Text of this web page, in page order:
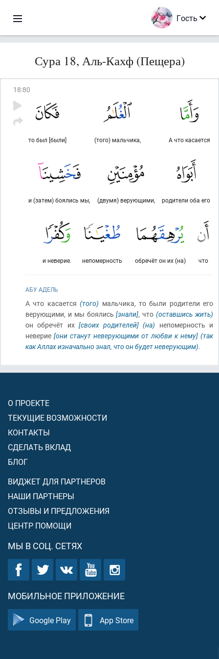
Гость
Сура 18, Аль-Кахф (Пещера)
18:80
А что касается
(того) мальчика,
то был [были]
родители оба его
(двумя) верующими,
и (затем) боялись мы,
что
обречёт он их (на)
непомерность
и неверие.
АБУ АДЕЛЬ
А что касается(того) мальчика, то были родители его
верующими, и мы боялись[знали], что(оставшись жить)
он обречёт их [своих родителей] (на) непомерность и
неверие [они станут неверующими от любви к нему] (так
как Аллах изначально знал, что он будет неверующим).
О ПРОЕКТЕ
ТЕКУЩИЕ ВОЗМОЖНОСТИ
КОНТАКТЫ
СДЕЛАТЬ ВКЛАД
БЛОГ
ВИДЖЕТ ДЛЯ ПАРТНЕРОВ
НАШИ ПАРТНЕРЫ
ОТЗЫВЫ И ПРЕДЛОЖЕНИЯ
ЦЕНТР ПОМОЩИ
МЫ В СОЦ. СЕТЯХ
МОБИЛЬНОЕ ПРИЛОЖЕНИЕ
Google Play App Store